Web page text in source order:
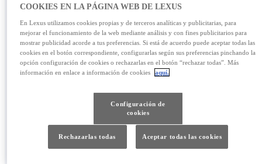
CALEFACCIÓN Y REFRIGERACIÓN
SISTEMA DE CLIMATIZACIÓN
Un un vehículo electrificado el consumo de aire
acondicionado o de calefacción son unos de los
factores más influyentes en la autonomía. Por
ese motivo en Lexus hemos desarrollado
COOKIES EN LA PÁGINA WEB DE LEXUS
En Lexus utilizamos cookies propias y de terceros analíticas y publicitarias, para
mejorar el funcionamiento de la web mediante análisis y con fines publicitarios para
mostrar publicidad acorde a tus preferencias. Si está de acuerdo puede aceptar todas las
cookies en el botón correspondiente, configurarlas según sus preferencias pinchando la
opción configuración de cookies o rechazarlas en el botón “rechazar todas”. Más
información en enlace a información de cookies
aquí.
Configuración de
cookies
Rechazarlas todas Aceptar todas las cookies